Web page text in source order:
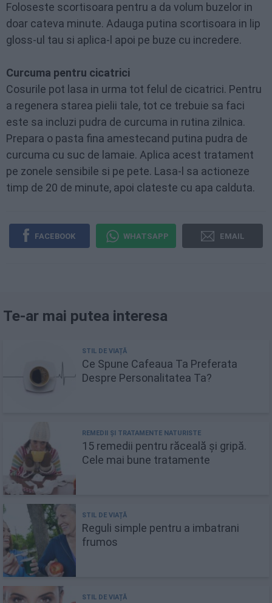
Foloseste scortisoara pentru a da volum buzelor in
doar cateva minute. Adauga putina scortisoara in lip
gloss-ul tau si aplica-l apoi pe buze cu incredere.
Curcuma pentru cicatrici
Cosurile pot lasa in urma tot felul de cicatrici. Pentru
a regenera starea pielii tale, tot ce trebuie sa faci
este sa incluzi pudra de curcuma in rutina zilnica.
Prepara o pasta fina amestecand putina pudra de
curcuma cu suc de lamaie. Aplica acest tratament
pe zonele sensibile si pe pete. Lasa-l sa actioneze
timp de 20 de minute, apoi clateste cu apa calduta.
FACEBOOK WHATSAPP EMAIL
Te-ar mai putea interesa
Ce Spune Cafeaua Ta Preferata
Despre Personalitatea Ta?
15 remedii pentru răceală și gripă.
Cele mai bune tratamente
Reguli simple pentru a imbatrani
frumos